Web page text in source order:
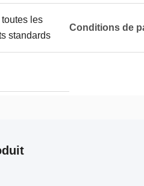
les
standards
Conditions de